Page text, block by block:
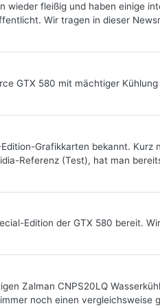
wieder fleißig und haben einige
Wir tragen in dieser
GTX 580 mit mächtiger
Grafikkarten bekannt. Kurz
Referenz (Test), hat man
Edition der GTX 580 bereit.
Zalman CNPS20LQ
noch einen vergleichsweise